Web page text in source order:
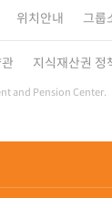
위치안내 그룹
지식재산권 정
and Pension Center.